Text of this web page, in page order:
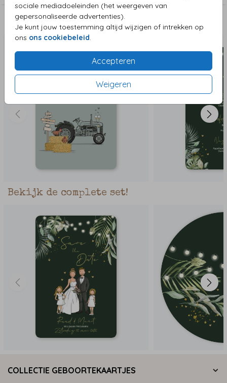
sociale mediadoeleinden (het weergeven van
gepersonaliseerde advertenties).
Je kunt jouw toestemming altijd wijzigen of intrekken op
ons ons cookiebeleid.
Accepteren
Weigeren
Deze zijn ook leuk!
Bekijk de complete set!
COLLECTIE GEBOORTEKAARTJES